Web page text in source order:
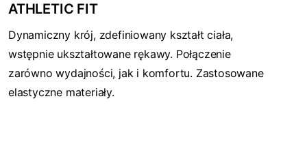
ATHLETIC FIT
Dynamiczny krój, zdefiniowany kształt ciała,
wstępnie ukształtowane rękawy. Połączenie
zarówno wydajności, jak i komfortu. Zastosowane
elastyczne materiały.